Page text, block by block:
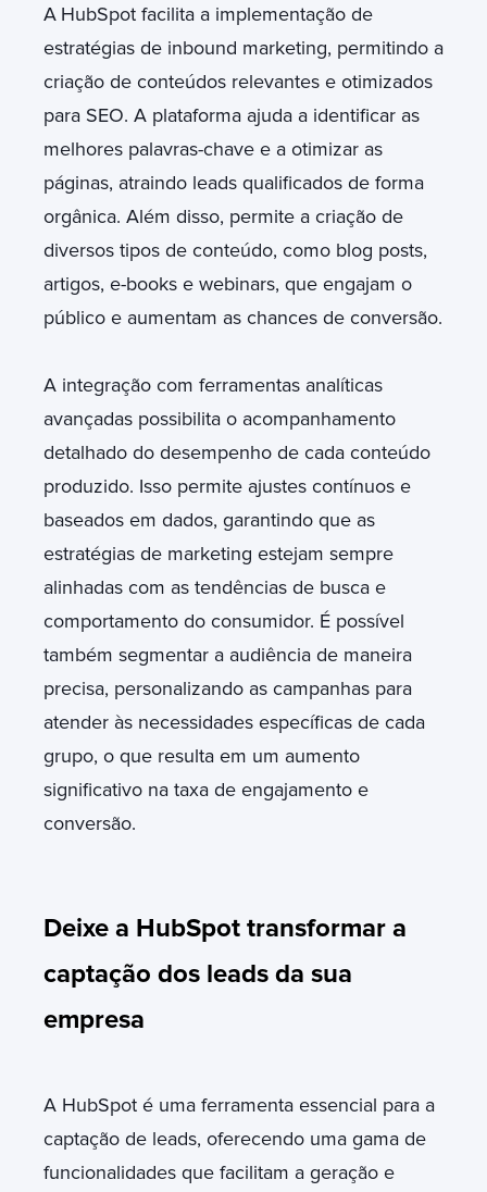
A HubSpot facilita a implementação de
estratégias de inbound marketing, permitindo a
criação de conteúdos relevantes e otimizados
para SEO. A plataforma ajuda a identificar as
melhores palavras-chave e a otimizar as
páginas, atraindo leads qualificados de forma
orgânica. Além disso, permite a criação de
diversos tipos de conteúdo, como blog posts,
artigos, e-books e webinars, que engajam o
público e aumentam as chances de conversão.
A integração com ferramentas analíticas
avançadas possibilita o acompanhamento
detalhado do desempenho de cada conteúdo
produzido. Isso permite ajustes contínuos e
baseados em dados, garantindo que as
estratégias de marketing estejam sempre
alinhadas com as tendências de busca e
comportamento do consumidor. É possível
também segmentar a audiência de maneira
precisa, personalizando as campanhas para
atender às necessidades específicas de cada
grupo, o que resulta em um aumento
significativo na taxa de engajamento e
conversão.
Deixe a HubSpot transformar a
captação dos leads da sua
empresa
A HubSpot é uma ferramenta essencial para a
captação de leads, oferecendo uma gama de
funcionalidades que facilitam a geração e